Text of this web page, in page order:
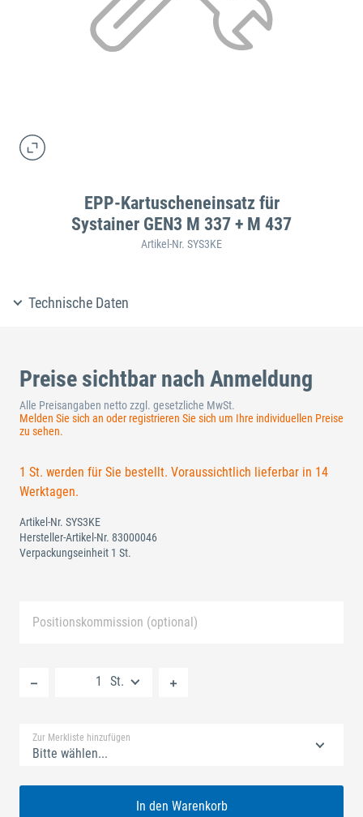
EPP-Kartuscheneinsatz für
Systainer GEN3 M 337 + M 437
Artikel-Nr. SYS3KE
Technische Daten
Preise sichtbar nach Anmeldung
Alle Preisangaben netto zzgl. gesetzliche MwSt.
Melden Sie sich an oder registrieren Sie sich um Ihre individuellen Preise
zu sehen.
1 St. werden für Sie bestellt. Voraussichtlich lieferbar in 14
Werktagen.
Artikel-Nr. SYS3KE
Hersteller-Artikel-Nr. 83000046
Verpackungseinheit 1 St.
Positionskommission (optional)
St.
Zur Merkliste hinzufügen
Bitte wählen...
In den Warenkorb